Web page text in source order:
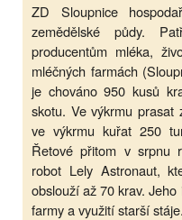
ZD Sloupnice
zemědělské půdy.
producentům mléka,
mléčných farmách
je chováno 950 kusů
skotu. Ve výkrmu
ve výkrmu kuřat 250
Řetové přitom v srpnu
robot Lely Astronaut,
obslouží až 70 krav.
farmy a využití starší stáje.